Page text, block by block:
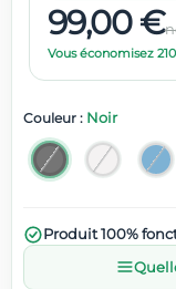
99,00 €
Vous économisez
Couleur : Noir
Produit 100%